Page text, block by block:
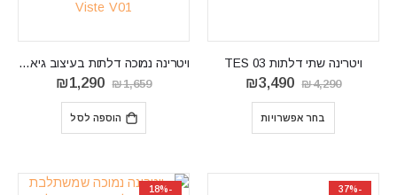
ויטרינה שתי דלתות TES 03
₪4,290
המחיר
₪4,290.
₪3,490
בחר אפשרויות
ויטרינה נמוכה דלתות בעיצוב גיאומטרי דגם Viste V01
₪1,659
המחיר
היה:
₪1,659.
₪1,290
הוספה לסל
-37%
-18%